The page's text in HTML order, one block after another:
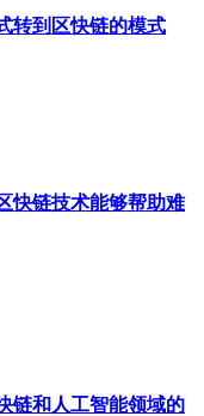
转到区快链的模式
快链技术能够帮助难
链和人工智能领域的